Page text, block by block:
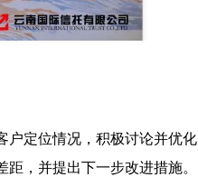
户定位情况，积极讨论并优化
，并提出下一步改进措施。